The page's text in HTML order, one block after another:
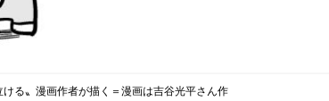
る〟漫画作者が描く＝漫画は吉谷光平さん作